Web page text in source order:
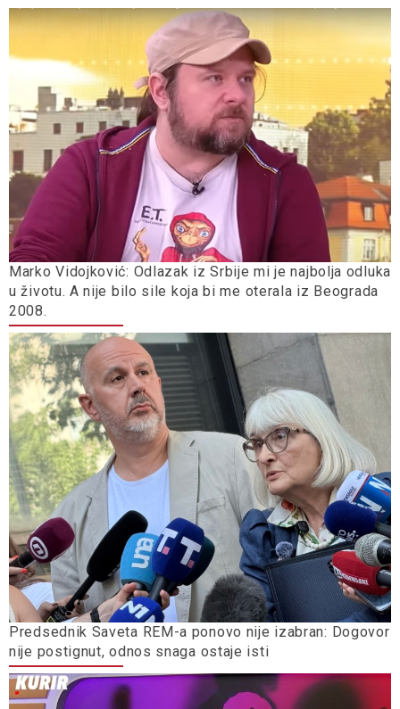
Marko Vidojković: Odlazak iz Srbije mi je najbolja odluka
u životu. A nije bilo sile koja bi me oterala iz Beograda
2008.
Predsednik Saveta REM-a ponovo nije izabran: Dogovor
nije postignut, odnos snaga ostaje isti